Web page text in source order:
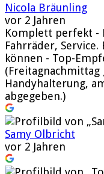
Nicola Bräunling
vor 2 Jahren
Komplett perfekt -
Fahrräder,
können - Top-
Handyhalterung,
abgegeben.)
Samy Olbricht
vor 2 Jahren